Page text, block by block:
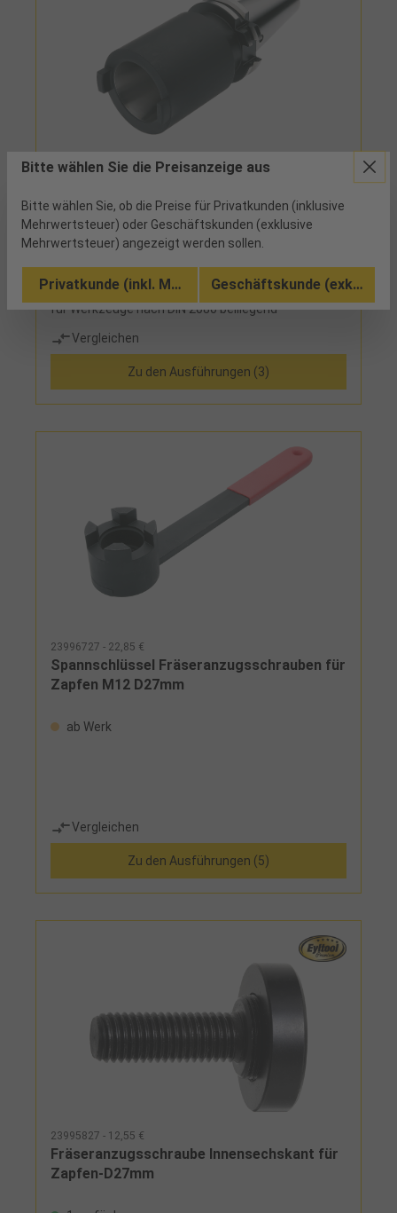
Reduzierhülse Steilkegelaufnahmen
DIN69871-A SK40 außen auf SK40 innen
kombiniert
ab Werk
Lieferumfang: Lieferung erfolgt mit eingebauter
Schraube für Werkzeuge nach DIN 69871 Schraube
für Werkzeuge nach DIN 2080 beiliegend
Vergleichen
Zu den Ausführungen (3)
23996727 - 22,85 €
Spannschlüssel Fräseranzugsschrauben für
Zapfen M12 D27mm
ab Werk
Vergleichen
Zu den Ausführungen (5)
23995827 - 12,55 €
Fräseranzugsschraube Innensechskant für
Zapfen-D27mm
Bitte wählen Sie die Preisanzeige aus
Bitte wählen Sie, ob die Preise für Privatkunden (inklusive
Mehrwertsteuer) oder Geschäftskunden (exklusive
Mehrwertsteuer) angezeigt werden sollen.
Privatkunde (inkl. MwSt.) Geschäftskunde (exkl.